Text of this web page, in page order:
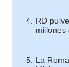
RD
millones
La